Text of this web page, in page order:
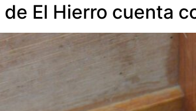
El Hierro cuenta